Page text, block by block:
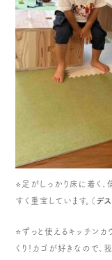
⭐️足がしっかり床に着く
すく重宝しています。（ デ
⭐️ずっと使えるキッチンカ
くり！カゴが好きなので、